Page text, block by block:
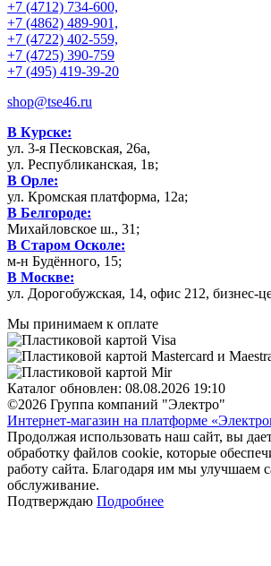
+7 (4712) 734-600,
+7 (4862) 489-901,
+7 (4722) 402-559,
+7 (4725) 390-759
+7 (495) 419-39-20
shop@tse46.ru
В Курске:
ул. 3-я Песковская, 26а,
ул. Республиканская, 1в;
В Орле:
ул. Кромская платформа, 12а;
В Белгороде:
Михайловское ш., 31;
В Старом Осколе:
м-н Будённого, 15;
В Москве:
ул. Дорогобужская, 14, офис 212, бизнес-
Мы принимаем к оплате
Каталог обновлен: 08.08.2026 19:10
©2026 Группа компаний "Электро"
Интернет-магазин на платформе
Продолжая использовать наш сайт, вы
обработку файлов cookie, которые
работу сайта. Благодаря им мы улучшаем
обслуживание.
Подтверждаю Подробнее